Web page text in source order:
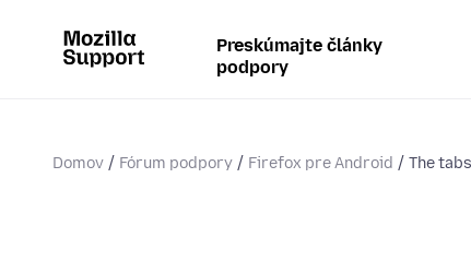
Preskúmajte články
podpory
Domov Fórum podpory Firefox pre Android The